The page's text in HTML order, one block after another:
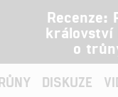
Recenze:
království
o
DISKUZE